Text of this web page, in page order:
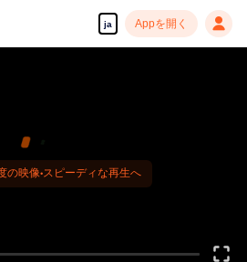
ja Appを開く
の映像•スピーディな再生へ